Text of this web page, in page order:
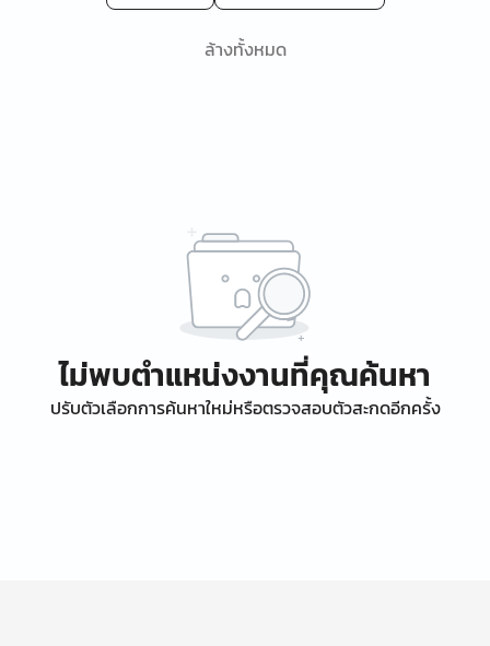
ล้างทั้งหมด
ไม่พบตำแหน่งงานที่คุณค้นหา
ปรับตัวเลือกการค้นหาใหม่หรือตรวจสอบตัวสะกดอีกครั้ง